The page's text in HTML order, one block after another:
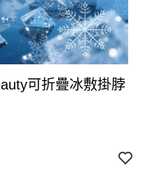
可折疊冰敷掛脖